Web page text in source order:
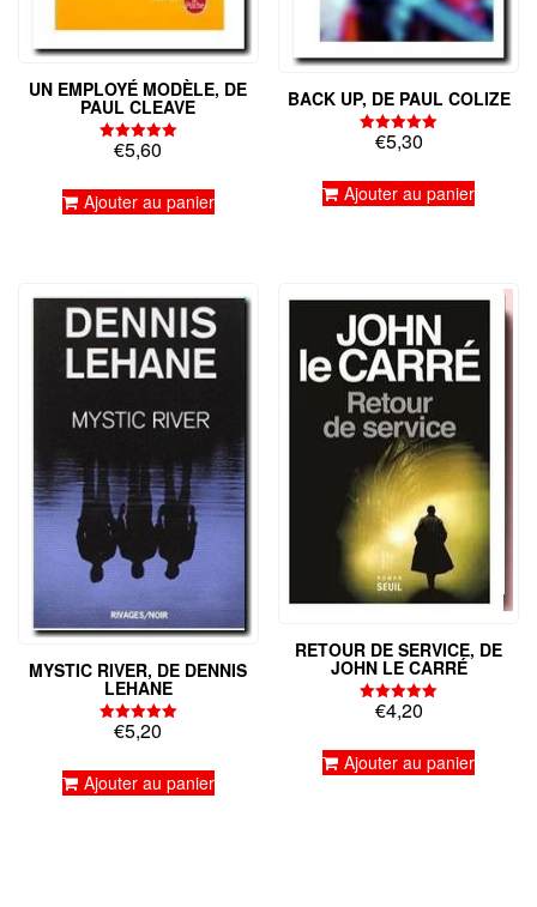
UN EMPLOYÉ MODÈLE, DE
PAUL CLEAVE
Note
5.00
€5,60
Ajouter au panier
BACK UP, DE PAUL COLIZE
Note
5.00
€5,30
Ajouter au panier
MYSTIC RIVER, DE DENNIS
LEHANE
Note
€5,20
Ajouter au panier
RETOUR DE SERVICE, DE
JOHN LE CARRÉ
Note
€4,20
Ajouter au panier